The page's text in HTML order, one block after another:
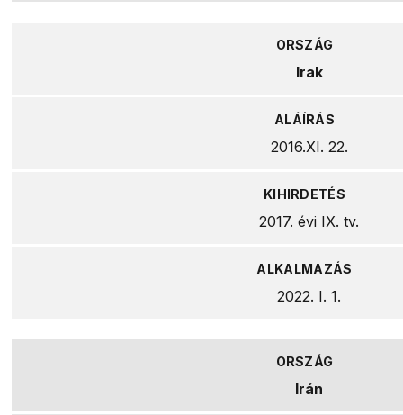
Irak
2016.XI. 22.
2017. évi IX. tv.
2022. I. 1.
Irán